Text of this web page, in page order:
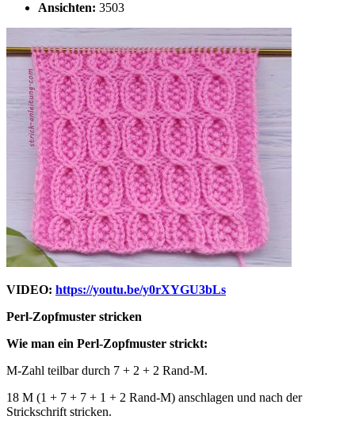
Ansichten: 3503
VIDEO: https://youtu.be/y0rXYGU3bLs
Perl-Zopfmuster stricken
Wie man ein Perl-Zopfmuster strickt:
M-Zahl teilbar durch 7 + 2 + 2 Rand-M.
18 M (1 + 7 + 7 + 1 + 2 Rand-M) anschlagen und nach der
Strickschrift stricken.